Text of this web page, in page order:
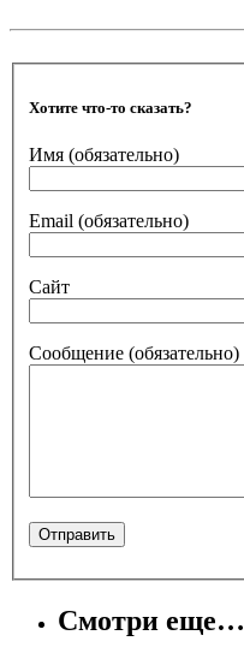
Хотите что-то сказать?
Имя (обязательно)
Email (обязательно)
Сайт
Сообщение (обязательно)
Смотри еще…